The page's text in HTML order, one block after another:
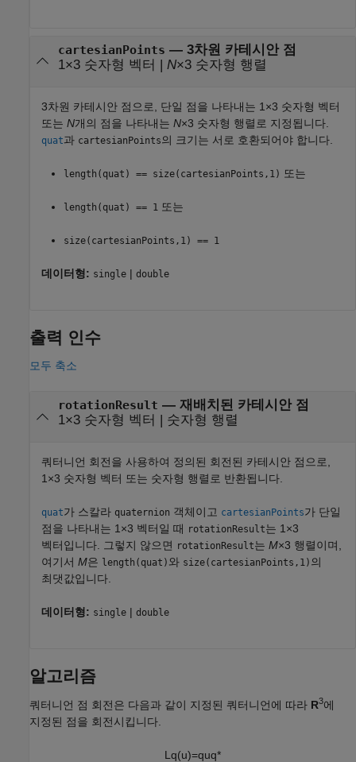
cartesianPoints — 3차원 카테시안 점
1×3 숫자형 벡터 | N×3 숫자형 행렬
3차원 카테시안 점으로, 단일 점을 나타내는 1×3 숫자형 벡터
또는 N개의 점을 나타내는 N×3 숫자형 행렬로 지정됩니다.
quat과 cartesianPoints의 크기는 서로 호환되어야 합니다.
length(quat) == size(cartesianPoints,1) 또는
length(quat) == 1 또는
size(cartesianPoints,1) == 1
데이터형: single | double
출력 인수
모두 축소
rotationResult — 재배치된 카테시안 점
1×3 숫자형 벡터 | 숫자형 행렬
쿼터니언 회전을 사용하여 정의된 회전된 카테시안 점으로,
1×3 숫자형 벡터 또는 숫자형 행렬로 반환됩니다.
quat가 스칼라 quaternion 객체이고 cartesianPoints가 단일
점을 나타내는 1×3 벡터일 때 rotationResult는 1×3
벡터입니다. 그렇지 않으면 rotationResult는 M×3 행렬이며,
여기서 M은 length(quat) 와 size(cartesianPoints,1) 의
최댓값입니다.
데이터형: single | double
알고리즘
쿼터니언 점 회전은 다음과 같이 지정된 쿼터니언에 따라 R3에
지정된 점을 회전시킵니다.
L q(u)=quq*